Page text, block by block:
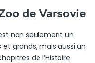
de Varsovie
non seulement un
grands, mais aussi un
de l’Histoire